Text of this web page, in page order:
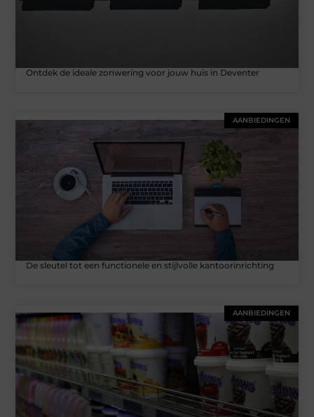
Ontdek de ideale zonwering voor jouw huis in Deventer
AANBIEDINGEN
De sleutel tot een functionele en stijlvolle kantoorinrichting
AANBIEDINGEN